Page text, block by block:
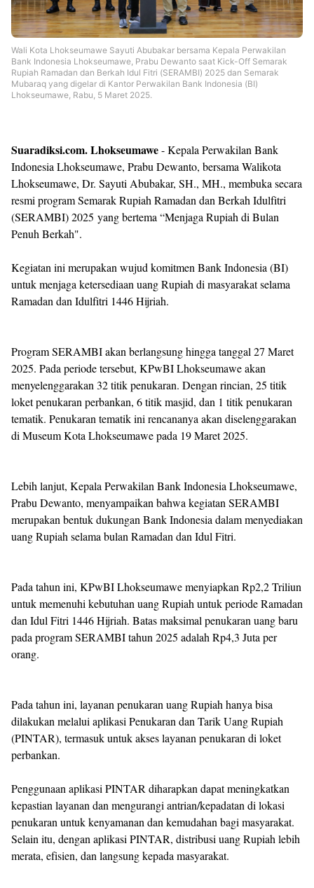
Wali Kota Lhokseumawe Sayuti Abubakar bersama Kepala Perwakilan
Bank Indonesia Lhokseumawe, Prabu Dewanto saat Kick-Off Semarak
Rupiah Ramadan dan Berkah Idul Fitri (SERAMBI) 2025 dan Semarak
Mubaraq yang digelar di Kantor Perwakilan Bank Indonesia (BI)
Lhokseumawe, Rabu, 5 Maret 2025.
Suaradiksi.com. Lhokseumawe- Kepala Perwakilan Bank
Indonesia Lhokseumawe, Prabu Dewanto, bersama Walikota
Lhokseumawe, Dr. Sayuti Abubakar, SH., MH., membuka secara
resmi program Semarak Rupiah Ramadan dan Berkah Idulfitri
(SERAMBI) 2025 yang bertema “Menjaga Rupiah di Bulan
Penuh Berkah".
Kegiatan ini merupakan wujud komitmen Bank Indonesia (BI)
untuk menjaga ketersediaan uang Rupiah di masyarakat selama
Ramadan dan Idulfitri 1446 Hijriah.
Program SERAMBI akan berlangsung hingga tanggal 27 Maret
2025. Pada periode tersebut, KPwBI Lhokseumawe akan
menyelenggarakan 32 titik penukaran. Dengan rincian, 25 titik
loket penukaran perbankan, 6 titik masjid, dan 1 titik penukaran
tematik. Penukaran tematik ini rencananya akan diselenggarakan
di Museum Kota Lhokseumawe pada 19 Maret 2025.
Lebih lanjut, Kepala Perwakilan Bank Indonesia Lhokseumawe,
Prabu Dewanto, menyampaikan bahwa kegiatan SERAMBI
merupakan bentuk dukungan Bank Indonesia dalam menyediakan
uang Rupiah selama bulan Ramadan dan Idul Fitri.
Pada tahun ini, KPwBI Lhokseumawe menyiapkan Rp2,2 Triliun
untuk memenuhi kebutuhan uang Rupiah untuk periode Ramadan
dan Idul Fitri 1446 Hijriah. Batas maksimal penukaran uang baru
pada program SERAMBI tahun 2025 adalah Rp4,3 Juta per
orang.
Pada tahun ini, layanan penukaran uang Rupiah hanya bisa
dilakukan melalui aplikasi Penukaran dan Tarik Uang Rupiah
(PINTAR), termasuk untuk akses layanan penukaran di loket
perbankan.
Penggunaan aplikasi PINTAR diharapkan dapat meningkatkan
kepastian layanan dan mengurangi antrian/kepadatan di lokasi
penukaran untuk kenyamanan dan kemudahan bagi masyarakat.
Selain itu, dengan aplikasi PINTAR, distribusi uang Rupiah lebih
merata, efisien, dan langsung kepada masyarakat.